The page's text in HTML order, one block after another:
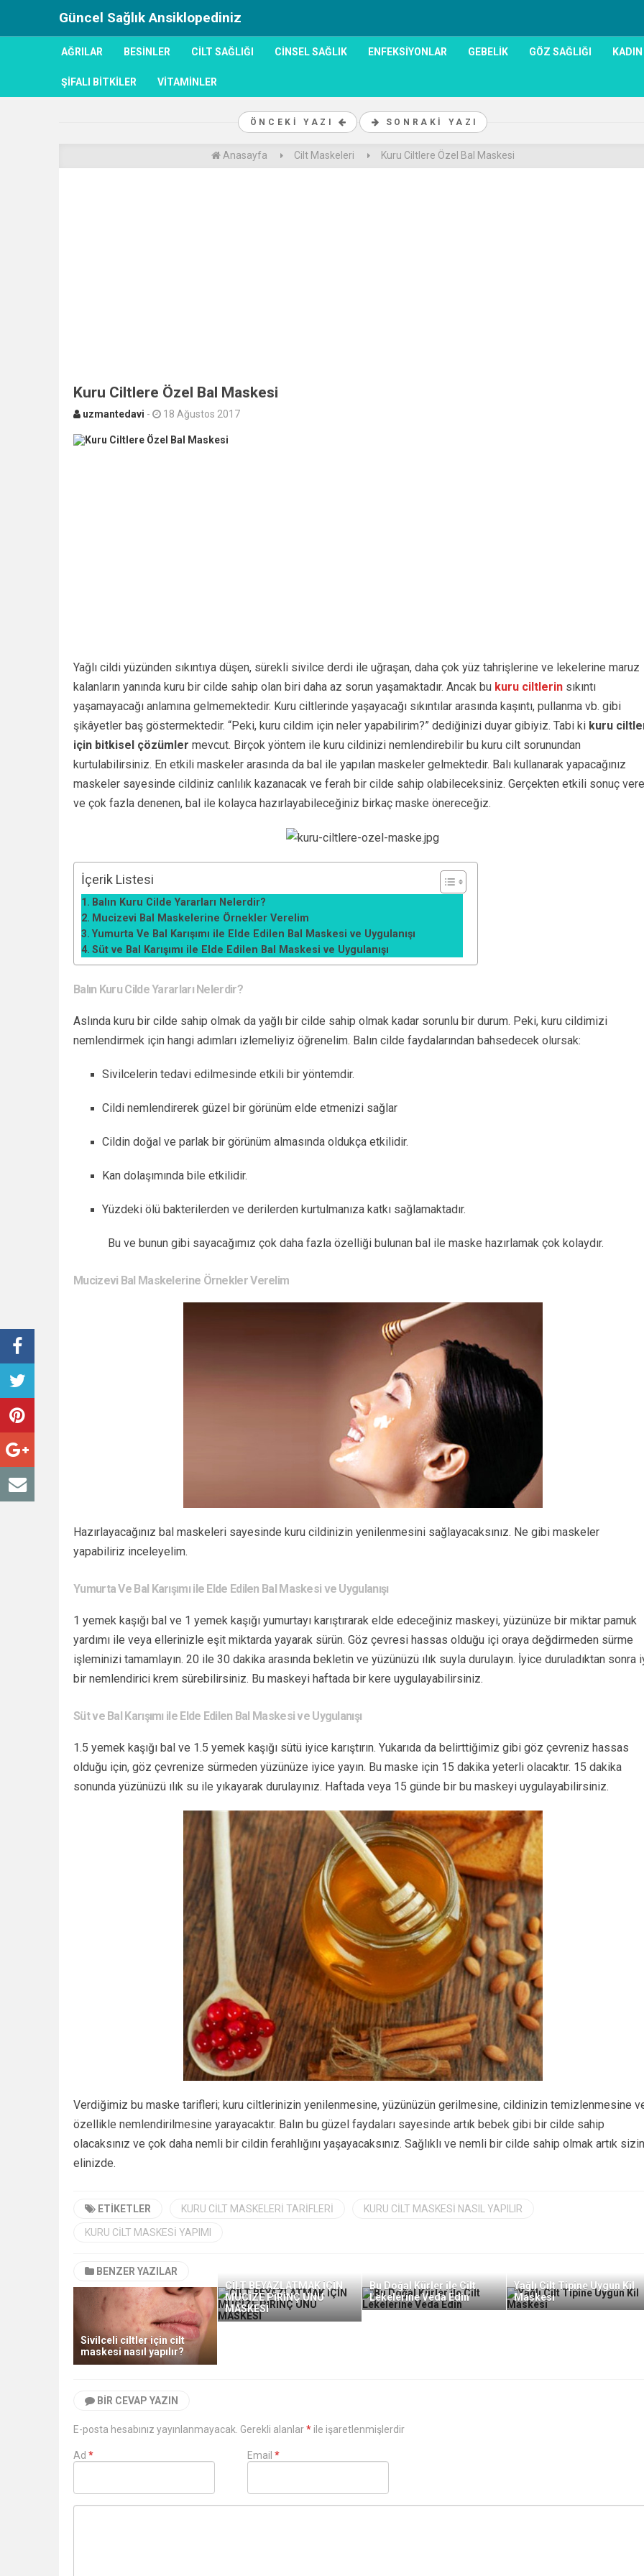
Güncel Sağlık Ansiklopediniz
AĞRILAR BESINLER CILT SAĞLIĞI CINSEL SAĞLIK ENFEKSIYONLAR GEBELIK GÖZ SAĞLIĞI
ŞIFALI BITKILER VITAMINLER
ÖNCEKI YAZI SONRAKI YAZI
Anasayfa Cilt Maskeleri Kuru Ciltlere Özel Bal Maskesi
Kuru Ciltlere Özel Bal Maskesi
uzmantedavi - 18 Ağustos 2017
Yağlı cildi yüzünden sıkıntıya düşen, sürekli sivilce derdi ile uğraşan, daha çok yüz tahrişlerine ve lekelerine maruz
kalanların yanında kuru bir cilde sahip olan biri daha az sorun yaşamaktadır. Ancak bu kuru ciltlerin sıkıntı
yaşamayacağı anlamına gelmemektedir. Kuru ciltlerinde yaşayacağı sıkıntılar arasında kaşıntı, pullanma vb. gibi
şikâyetler baş göstermektedir. “Peki, kuru cildim için neler yapabilirim?” dediğinizi duyar gibiyiz. Tabi ki kuru
için bitkisel çözümler mevcut. Birçok yöntem ile kuru cildinizi nemlendirebilir bu kuru cilt sorunundan
kurtulabilirsiniz. En etkili maskeler arasında da bal ile yapılan maskeler gelmektedir. Balı kullanarak yapacağınız
maskeler sayesinde cildiniz canlılık kazanacak ve ferah bir cilde sahip olabileceksiniz. Gerçekten etkili sonuç
ve çok fazla denenen, bal ile kolayca hazırlayabileceğiniz birkaç maske önereceğiz.
İçerik Listesi
Balın Kuru Cilde Yararları Nelerdir?
Mucizevi Bal Maskelerine Örnekler Verelim
Yumurta Ve Bal Karışımı ile Elde Edilen Bal Maskesi ve Uygulanışı
Süt ve Bal Karışımı ile Elde Edilen Bal Maskesi ve Uygulanışı
Balın Kuru Cilde Yararları Nelerdir?
Aslında kuru bir cilde sahip olmak da yağlı bir cilde sahip olmak kadar sorunlu bir durum. Peki, kuru cildimizi
nemlendirmek için hangi adımları izlemeliyiz öğrenelim. Balın cilde faydalarından bahsedecek olursak:
Sivilcelerin tedavi edilmesinde etkili bir yöntemdir.
Cildi nemlendirerek güzel bir görünüm elde etmenizi sağlar
Cildin doğal ve parlak bir görünüm almasında oldukça etkilidir.
Kan dolaşımında bile etkilidir.
Yüzdeki ölü bakterilerden ve derilerden kurtulmanıza katkı sağlamaktadır.
Bu ve bunun gibi sayacağımız çok daha fazla özelliği bulunan bal ile maske hazırlamak çok kolaydır.
Mucizevi Bal Maskelerine Örnekler Verelim
Hazırlayacağınız bal maskeleri sayesinde kuru cildinizin yenilenmesini sağlayacaksınız. Ne gibi maskeler
yapabiliriz inceleyelim.
Yumurta Ve Bal Karışımı ile Elde Edilen Bal Maskesi ve Uygulanışı
1 yemek kaşığı bal ve 1 yemek kaşığı yumurtayı karıştırarak elde edeceğiniz maskeyi, yüzünüze bir miktar pamuk
yardımı ile veya ellerinizle eşit miktarda yayarak sürün. Göz çevresi hassas olduğu içi oraya değdirmeden sürme
işleminizi tamamlayın. 20 ile 30 dakika arasında bekletin ve yüzünüzü ılık suyla durulayın. İyice duruladıktan sonra
bir nemlendirici krem sürebilirsiniz. Bu maskeyi haftada bir kere uygulayabilirsiniz.
Süt ve Bal Karışımı ile Elde Edilen Bal Maskesi ve Uygulanışı
1.5 yemek kaşığı bal ve 1.5 yemek kaşığı sütü iyice karıştırın. Yukarıda da belirttiğimiz gibi göz çevreniz hassas
olduğu için, göz çevrenize sürmeden yüzünüze iyice yayın. Bu maske için 15 dakika yeterli olacaktır. 15 dakika
sonunda yüzünüzü ılık su ile yıkayarak durulayınız. Haftada veya 15 günde bir bu maskeyi uygulayabilirsiniz.
Verdiğimiz bu maske tarifleri; kuru ciltlerinizin yenilenmesine, yüzünüzün gerilmesine, cildinizin temizlenmesine
özellikle nemlendirilmesine yarayacaktır. Balın bu güzel faydaları sayesinde artık bebek gibi bir cilde sahip
olacaksınız ve çok daha nemli bir cildin ferahlığını yaşayacaksınız. Sağlıklı ve nemli bir cilde sahip olmak artık sizin
elinizde.
ETIKETLER KURU CILT MASKELERI TARIFLERI KURU CILT MASKESI NASIL YAPILIR
KURU CILT MASKESI YAPIMI
BENZER YAZILAR
Sivilceli ciltler için cilt
maskesi nasıl yapılır?
CİLT BEYAZLATMAK İÇİN
MUCİZE PİRİNÇ UNU
MASKESİ
Bu Doğal Kürler ile Cilt
Lekelerine Veda Edin
Yağlı Cilt Tipine Uygun Kil
Maskesi
BIR CEVAP YAZIN
E-posta hesabınız yayınlanmayacak. Gerekli alanlar* ile işaretlenmişlerdir
Ad * Email *